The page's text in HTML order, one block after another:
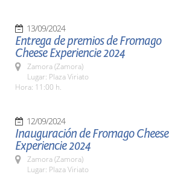
13/09/2024
Entrega de premios de Fromago
Cheese Experiencie 2024
Zamora (Zamora)
Lugar: Plaza Viriato
Hora: 11:00 h.
12/09/2024
Inauguración de Fromago Cheese
Experiencie 2024
Zamora (Zamora)
Lugar: Plaza Viriato